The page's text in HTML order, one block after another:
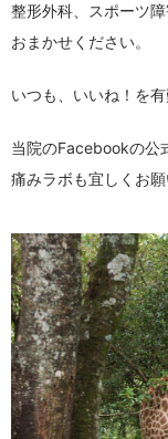
整形外科、スポーツ
おまかせください。
いつも、いいね！を有
当院のFacebookの公
痛みラボも宜しくお願